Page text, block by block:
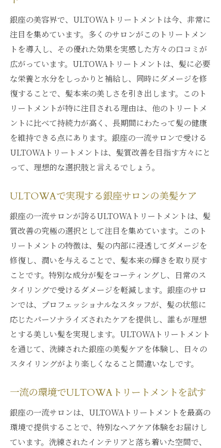
銀座の美容界で、ULTOWAトリートメントは今、非常に
注目を集めています。多くのサロンがこのトリートメン
トを導入し、その優れた効果を実感した方々の口コミが
広がっています。ULTOWAトリートメントは、髪に必要
な栄養と水分をしっかりと補給し、同時にダメージを修
復することで、髪本来の美しさを引き出します。このト
リートメントが特に注目される理由は、他のトリートメ
ントに比べて持続力が高く、長期間にわたって髪の健康
を維持できる点にあります。銀座の一流サロンで受ける
ULTOWAトリートメントは、髪質改善を目指す方々にと
って、理想的な選択肢と言えるでしょう。
ULTOWAで実現する銀座サロンの美髪ケア
銀座の一流サロンが誇るULTOWAトリートメントは、髪
質改善の究極の選択として注目を集めています。このト
リートメントの特徴は、髪の内部に浸透してダメージを
修復し、潤いを与えることで、髪本来の輝きを取り戻す
ことです。特別な成分が髪をコーティングし、日常のス
タイリングで受けるダメージを軽減します。銀座のサロ
ンでは、プロフェッショナルなスタッフが、髪の状態に
応じたパーソナライズされたケアを提供し、誰もが理想
とする美しい髪を実現します。ULTOWAトリートメント
を通じて、洗練された銀座の美髪ケアを体験し、日々の
スタイリングがより楽しくなること間違いなしです。
一流の環境でULTOWAトリートメントを試す
銀座の一流サロンは、ULTOWAトリートメントを最高の
環境で提供することで、特別なヘアケア体験をお届けし
ています。洗練されたインテリアと落ち着いた空間で、